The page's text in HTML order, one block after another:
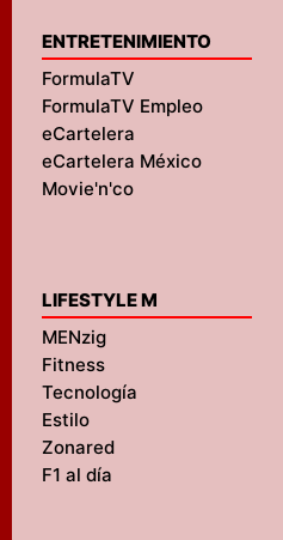
ENTRETENIMIENTO
FormulaTV
FormulaTV Empleo
eCartelera
eCartelera México
Movie'n'co
LIFESTYLE M
MENzig
Fitness
Tecnología
Estilo
Zonared
F1 al día